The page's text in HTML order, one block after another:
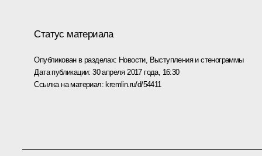
Статус материала
Опубликован в разделах: Новости, Выступления и стенограммы
Дата публикации:30 апреля 2017 года, 16:30
Ссылка на материал: kremlin.ru/d/54411